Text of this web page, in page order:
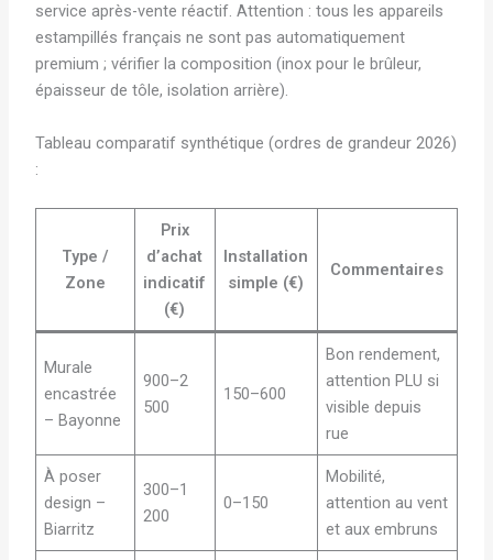
service après-vente réactif. Attention : tous les appareils
estampillés français ne sont pas automatiquement
premium ; vérifier la composition (inox pour le brûleur,
épaisseur de tôle, isolation arrière).
Tableau comparatif synthétique (ordres de grandeur 2026)
:
Type /
Zone
Prix
d’achat
indicatif
(€)
Installation
simple (€)
Commentaires
Murale
encastrée
– Bayonne
900–2
500
150–600
Bon rendement,
attention PLU si
visible depuis
rue
À poser
design –
Biarritz
300–1
200
0–150
Mobilité,
attention au vent
et aux embruns